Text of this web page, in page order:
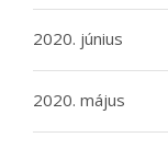
2020. június
2020. május